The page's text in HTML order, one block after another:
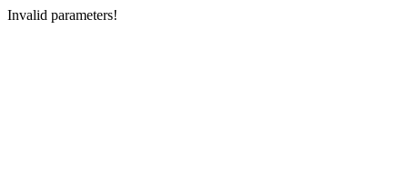
Invalid parameters!